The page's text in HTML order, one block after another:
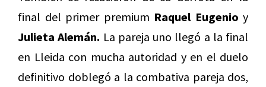
final del primer premium Raquel Eugenio y
Julieta Alemán. La pareja uno llegó a la final
en Lleida con mucha autoridad y en el duelo
definitivo doblegó a la combativa pareja dos,